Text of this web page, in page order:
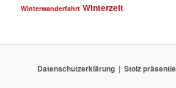
Winterwanderfahrt Winterzeit
Datenschutzerklärung Stolz